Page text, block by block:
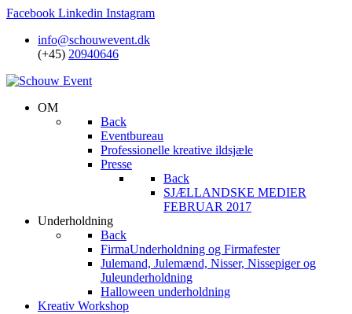
Facebook Linkedin Instagram
info@schouwevent.dk
(+45) 20940646
OM
Back
Eventbureau
Professionelle kreative ildsjæle
Presse
Back
SJÆLLANDSKE MEDIER
FEBRUAR 2017
Underholdning
Back
FirmaUnderholdning og Firmafester
Julemand, Julemænd, Nisser, Nissepiger og
Juleunderholdning
Halloween underholdning
Kreativ Workshop